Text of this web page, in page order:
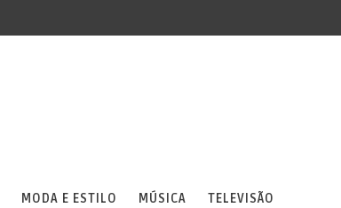
MODA E ESTILO MÚSICA TELEVISÃO